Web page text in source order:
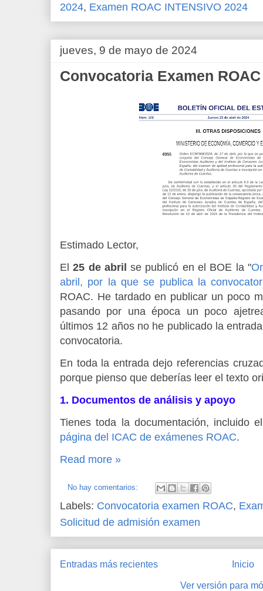
2024, Examen ROAC INTENSIVO 2024
jueves, 9 de mayo de 2024
Convocatoria Examen
Estimado Lector,
El25 de abril se publicó en el BOE la "
abril, por la que se publica la
ROAC. He tardado en publicar un poco
pasando por una época un poco
últimos 12 años no he publicado la
convocatoria.
En toda la entrada dejo referencias
porque pienso que deberías leer el texto
1. Documentos de análisis y apoyo
Tienes toda la documentación, incluido
página del ICAC de exámenes ROAC.
Read more »
No hay comentarios:
Labels: Convocatoria examen ROAC,
Solicitud de admisión examen
Entradas más recientes Inicio
Ver versión para